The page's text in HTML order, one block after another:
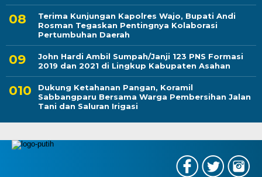
Terima Kunjungan Kapolres Wajo, Bupati Andi
Rosman Tegaskan Pentingnya Kolaborasi
Pertumbuhan Daerah
John Hardi Ambil Sumpah/Janji 123 PNS Formasi
2019 dan 2021 di Lingkup Kabupaten Asahan
Dukung Ketahanan Pangan, Koramil
Sabbangparu Bersama Warga Pembersihan Jalan
Tani dan Saluran Irigasi